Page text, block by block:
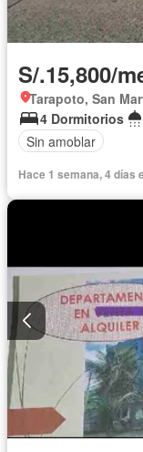
S/.15,800/
Tarapoto, San
4 Dormitorios
Sin amoblar
Hace 1 semana, 4 días